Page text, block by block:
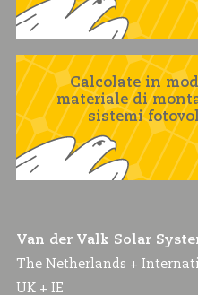
Calcolate in
materiale di
sistemi
Van der Valk Solar
The Netherlands +
UK + IE